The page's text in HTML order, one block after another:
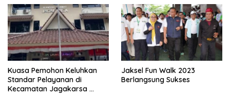
Kuasa Pemohon Keluhkan
Standar Pelayanan di
Kecamatan Jagakarsa
Jaksel Fun Walk 2023
Berlangsung Sukses